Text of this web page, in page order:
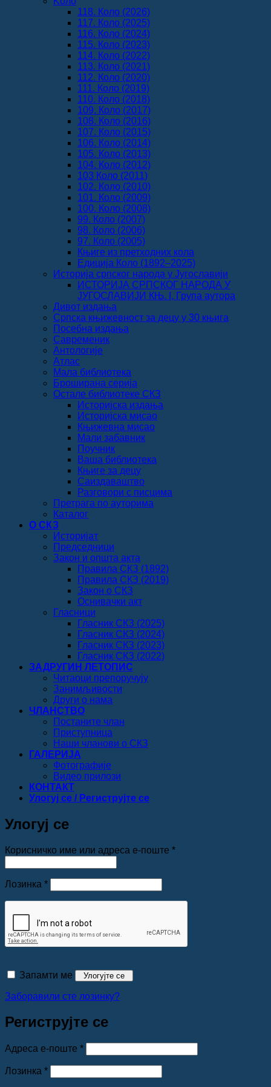
118. Коло (2026)
117. Коло (2025)
116. Коло (2024)
115. Коло (2023)
114. Коло (2022)
113. Коло (2021)
112. Коло (2020)
111. Коло (2019)
110. Коло (2018)
109. Коло (2017)
108. Коло (2016)
107. Коло (2015)
106. Коло (2014)
105. Коло (2013)
104. Коло (2012)
103 Коло (2011)
102. Коло (2010)
101. Коло (2009)
100. Коло (2008)
99. Коло (2007)
98. Коло (2006)
97. Коло (2005)
Књиге из претходних кола
Едиција Коло (1892‒2025)
Историја српског народа у Југославији
ИСТОРИЈА СРПСКОГ НАРОДА У
ЈУГОСЛАВИЈИ КЊ. I, Група аутора
Дивот издања
Српска књижевност за децу у 30 књига
Посебна издања
Савременик
Антологије
Атлас
Мала библиотека
Броширана серија
Остале библиотеке СКЗ
Историјска издања
Историјска мисао
Књижевна мисао
Мали забавник
Поучник
Ваша библиотека
Књиге за децу
Саиздаваштво
Разговори с писцима
Претрага по ауторима
Каталог
О СКЗ
Историјат
Председници
Закон и општа акта
Правила СКЗ (1892)
Правила СКЗ (2019)
Закон о СКЗ
Оснивачки акт
Гласници
Гласник СКЗ (2025)
Гласник СКЗ (2024)
Гласник СКЗ (2023)
Гласник СКЗ (2022)
ЗАДРУГИН ЛЕТОПИС
Читаоци препоручују
Занимљивости
Други о нама
ЧЛАНСТВО
Постаните члан
Приступница
Наши чланови о СКЗ
ГАЛЕРИЈА
Фотографије
Видео прилози
КОНТАКТ
Улогуј се / Региструјте се
Улогуј се
Корисничко име или адреса е-поште *Обавезно
Лозинка *Обавезно
Запамти ме Улогујте се
Заборавили сте лозинку?
Региструјте се
Адреса е-поште *Обавезно
Лозинка *Обавезно